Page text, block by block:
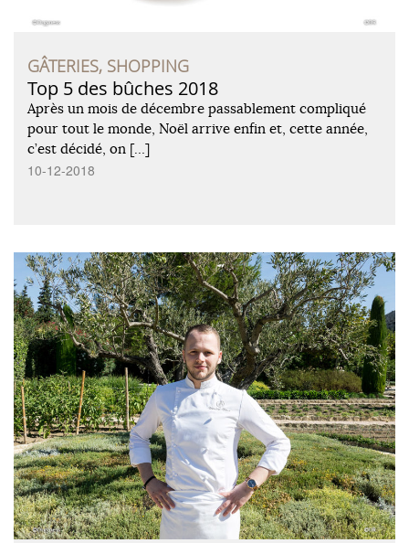
GÂTERIES, SHOPPING
Top 5 des bûches 2018
Après un mois de décembre passablement compliqué
pour tout le monde, Noël arrive enfin et, cette année,
c’est décidé, on […]
10-12-2018